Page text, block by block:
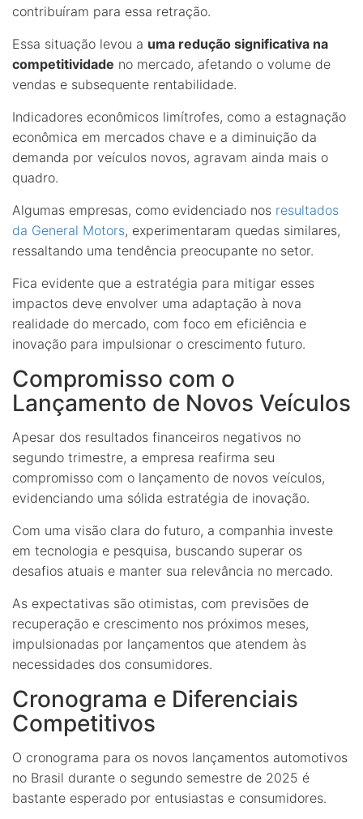
contribuíram para essa retração.
Essa situação levou a uma redução significativa na
competitividade no mercado, afetando o volume de
vendas e subsequente rentabilidade.
Indicadores econômicos limítrofes, como a estagnação
econômica em mercados chave e a diminuição da
demanda por veículos novos, agravam ainda mais o
quadro.
Algumas empresas, como evidenciado nos resultados
da General Motors, experimentaram quedas similares,
ressaltando uma tendência preocupante no setor.
Fica evidente que a estratégia para mitigar esses
impactos deve envolver uma adaptação à nova
realidade do mercado, com foco em eficiência e
inovação para impulsionar o crescimento futuro.
Compromisso com o
Lançamento de Novos Veículos
Apesar dos resultados financeiros negativos no
segundo trimestre, a empresa reafirma seu
compromisso com o lançamento de novos veículos,
evidenciando uma sólida estratégia de inovação.
Com uma visão clara do futuro, a companhia investe
em tecnologia e pesquisa, buscando superar os
desafios atuais e manter sua relevância no mercado.
As expectativas são otimistas, com previsões de
recuperação e crescimento nos próximos meses,
impulsionadas por lançamentos que atendem às
necessidades dos consumidores.
Cronograma e Diferenciais
Competitivos
O cronograma para os novos lançamentos automotivos
no Brasil durante o segundo semestre de 2025 é
bastante esperado por entusiastas e consumidores.